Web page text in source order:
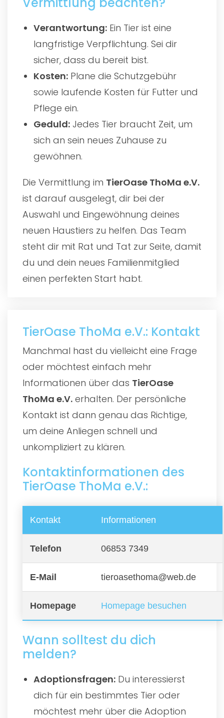
Verantwortung: Ein Tier ist eine
langfristige Verpflichtung. Sei dir
sicher, dass du bereit bist.
Kosten: Plane die Schutzgebühr
sowie laufende Kosten für Futter und
Pflege ein.
Geduld: Jedes Tier braucht Zeit, um
sich an sein neues Zuhause zu
gewöhnen.
Die Vermittlung im TierOase ThoMa e.V.
ist darauf ausgelegt, dir bei der
Auswahl und Eingewöhnung deines
neuen Haustiers zu helfen. Das Team
steht dir mit Rat und Tat zur Seite, damit
du und dein neues Familienmitglied
einen perfekten Start habt.
TierOase ThoMa e.V.: Kontakt
Manchmal hast du vielleicht eine Frage
oder möchtest einfach mehr
Informationen über das TierOase
ThoMa e.V. erhalten. Der persönliche
Kontakt ist dann genau das Richtige,
um deine Anliegen schnell und
unkompliziert zu klären.
Kontaktinformationen des
TierOase ThoMa e.V.:
Kontakt Informationen
Telefon 06853 7349
E-Mail tieroasethoma@web.de
Homepage Homepage besuchen
Wann solltest du dich
melden?
Adoptionsfragen: Du interessierst
dich für ein bestimmtes Tier oder
möchtest mehr über die Adoption